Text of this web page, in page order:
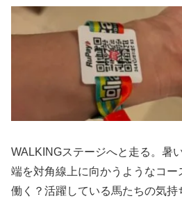
WALKINGステージへと走る。暑
端を対角線上に向かうようなコ
働く？活躍している馬たちの気持